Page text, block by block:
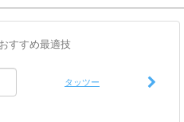
すすめ最適技
タッツー